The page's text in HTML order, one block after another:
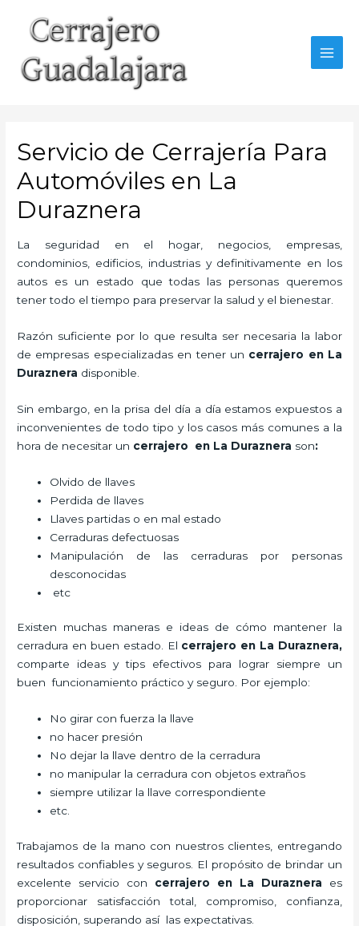
contenido
Servicio de Cerrajería Para
Automóviles en La
Duraznera
La seguridad en el hogar, negocios, empresas,
condominios, edificios, industrias y definitivamente en los
autos es un estado que todas las personas queremos
tener todo el tiempo para preservar la salud y el bienestar.
Razón suficiente por lo que resulta ser necesaria la labor
de empresas especializadas en tener un cerrajero en La
Duraznera disponible.
Sin embargo, en la prisa del día a día estamos expuestos a
inconvenientes de todo tipo y los casos más comunes a la
hora de necesitar un cerrajero en La Duraznera son:
Olvido de llaves
Perdida de llaves
Llaves partidas o en mal estado
Cerraduras defectuosas
Manipulación de las cerraduras por personas
desconocidas
etc
Existen muchas maneras e ideas de cómo mantener la
cerradura en buen estado. El cerrajero en La Duraznera,
comparte ideas y tips efectivos para lograr siempre un
buen funcionamiento práctico y seguro. Por ejemplo:
No girar con fuerza la llave
no hacer presión
No dejar la llave dentro de la cerradura
no manipular la cerradura con objetos extraños
siempre utilizar la llave correspondiente
etc.
Trabajamos de la mano con nuestros clientes, entregando
resultados confiables y seguros. El propósito de brindar un
excelente servicio con cerrajero en La Duraznera es
proporcionar satisfacción total, compromiso, confianza,
disposición, superando así las expectativas.